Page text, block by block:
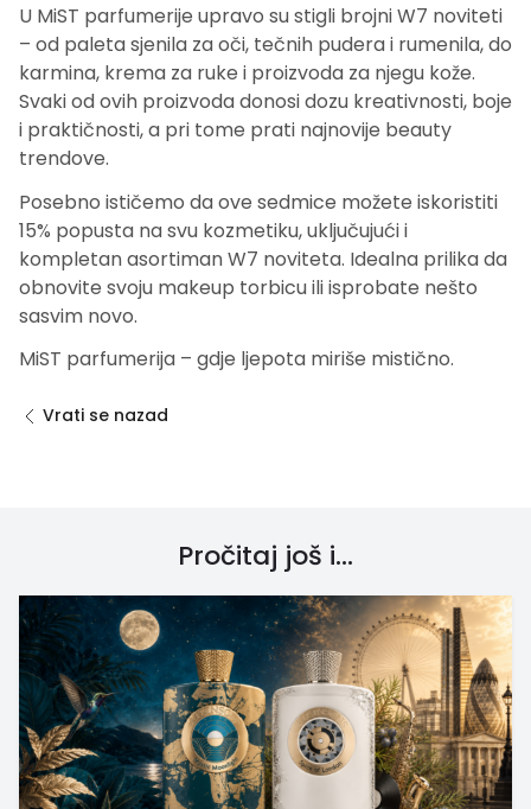
U MiST parfumerije upravo su stigli brojni W7 noviteti
– od paleta sjenila za oči, tečnih pudera i rumenila, do
karmina, krema za ruke i proizvoda za njegu kože.
Svaki od ovih proizvoda donosi dozu kreativnosti, boje
i praktičnosti, a pri tome prati najnovije beauty
trendove.
Posebno ističemo da ove sedmice možete iskoristiti
15% popusta na svu kozmetiku, uključujući i
kompletan asortiman W7 noviteta. Idealna prilika da
obnovite svoju makeup torbicu ili isprobate nešto
sasvim novo.
MiST parfumerija – gdje ljepota miriše mistično.
Vrati se nazad
Pročitaj još i...